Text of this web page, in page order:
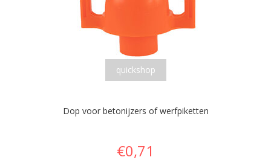
quickshop
Dop voor betonijzers of werfpiketten
€0,71